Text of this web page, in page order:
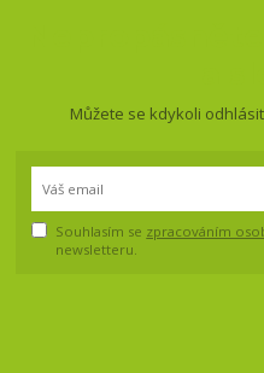
Můžete se kdykoli
Souhlasím se zpracováním
newsletteru.